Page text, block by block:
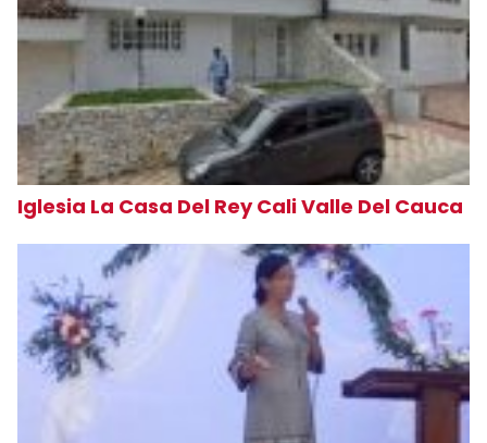
Iglesia La Casa Del Rey Cali Valle Del Cauca